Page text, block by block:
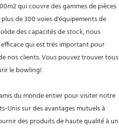
qui couvre des gammes de pièces
de 300 voies d'équipements de
des capacités de stock, nous
qui est très important pour
nos clients. Vous pouvez trouver tous
le bowling!
du monde entier pour visiter notre
Unis sur des avantages mutuels à
des produits de haute qualité à un